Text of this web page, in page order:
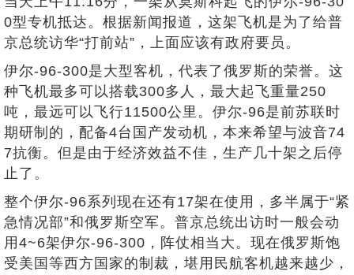
0型专机抵达。根据新闻报道，这架飞机是为了给普
京总统访华“打前站”，上面应该有政府要员。
伊尔-96-300是大型客机，代表了俄罗斯的荣誉。这
种飞机最多可以搭载300多人，最大起飞重量250
吨，最远可以飞行11500公里。伊尔-96是前苏联时
期研制的，配备4台国产发动机，本来希望与波音74
7抗衡。但是由于经济效益不佳，生产几十架之后停
止了。
整个伊尔-96系列现在还有17架在使用，多半属于“紧
急情况部”和俄罗斯空军。普京总统出访时一般会动
用4~6架伊尔-96-300，阵仗相当大。现在俄罗斯饱
受美国等西方国家的制裁，堪用民航客机越来越少，